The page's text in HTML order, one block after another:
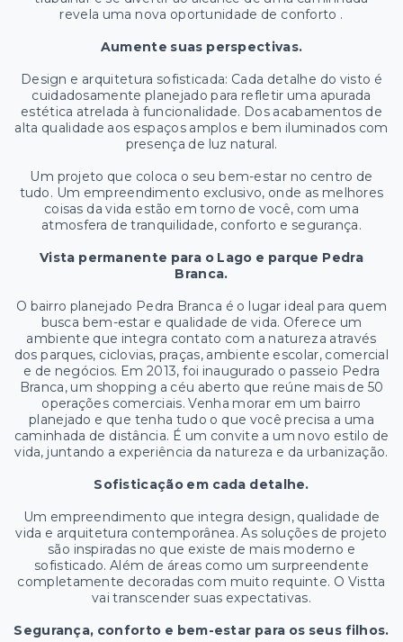
revela uma nova oportunidade de conforto .
Aumente suas perspectivas.
Design e arquitetura sofisticada: Cada detalhe do visto é
cuidadosamente planejado para refletir uma apurada
estética atrelada à funcionalidade. Dos acabamentos de
alta qualidade aos espaços amplos e bem iluminados com
presença de luz natural.
Um projeto que coloca o seu bem-estar no centro de
tudo. Um empreendimento exclusivo, onde as melhores
coisas da vida estão em torno de você, com uma
atmosfera de tranquilidade, conforto e segurança.
Vista permanente para o Lago e parque Pedra
Branca.
O bairro planejado Pedra Branca é o lugar ideal para quem
busca bem-estar e qualidade de vida. Oferece um
ambiente que integra contato com a natureza através
dos parques, ciclovias, praças, ambiente escolar, comercial
e de negócios. Em 2013, foi inaugurado o passeio Pedra
Branca, um shopping a céu aberto que reúne mais de 50
operações comerciais. Venha morar em um bairro
planejado e que tenha tudo o que você precisa a uma
caminhada de distância. É um convite a um novo estilo de
vida, juntando a experiência da natureza e da urbanização.
Sofisticação em cada detalhe.
Um empreendimento que integra design, qualidade de
vida e arquitetura contemporânea. As soluções de projeto
são inspiradas no que existe de mais moderno e
sofisticado. Além de áreas como um surpreendente
completamente decoradas com muito requinte. O Vistta
vai transcender suas expectativas.
Segurança, conforto e bem-estar para os seus filhos.